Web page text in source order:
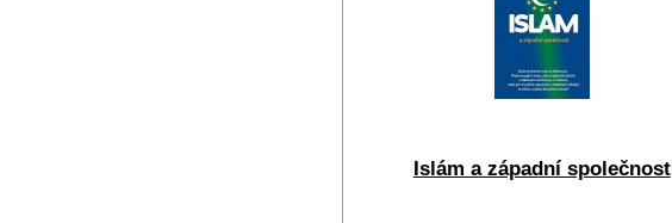
Islám a západní společnost